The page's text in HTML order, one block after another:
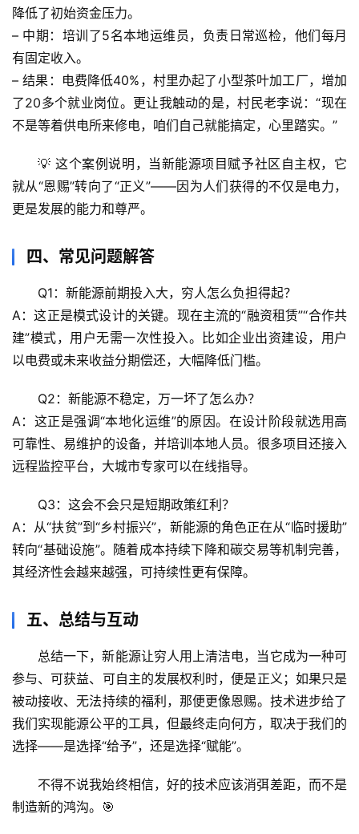
宇
宙
天
文
科
学
技
心
理
辟
谣
降低了初始资金压力。
– 中期 ：培训了5名本地运维员，负责日常巡检，他们每月
有固定收入。
– 结果 ：电费降低40%，村里办起了小型茶叶加工厂，增加
了20多个就业岗位。更让我触动的是，村民老李说：“现在
不是等着供电所来修电，咱们自己就能搞定，心里踏实。”
💡 这个案例说明， 当新能源项目赋予社区自主权，它
就从“恩赐”转向了“正义”——因为人们获得的不仅是电力，
更是发展的能力和尊严。
四、常见问题解答
Q1：新能源前期投入大，穷人怎么负担得起？
A：这正是模式设计的关键。现在主流的“融资租赁”“合作共
建”模式，用户无需一次性投入。比如企业出资建设，用户
以电费或未来收益分期偿还，大幅降低门槛。
Q2：新能源不稳定，万一坏了怎么办？
A：这正是强调“本地化运维”的原因。在设计阶段就选用高
可靠性、易维护的设备，并培训本地人员。很多项目还接入
远程监控平台，大城市专家可以在线指导。
Q3：这会不会只是短期政策红利？
A：从“扶贫”到“乡村振兴”，新能源的角色正在从“临时援助”
转向“基础设施”。随着成本持续下降和碳交易等机制完善，
其经济性会越来越强，可持续性更有保障。
五、总结与互动
总结一下，新能源让穷人用上清洁电， 当它成为一种可
参与、可获益、可自主的发展权利时，便是正义；如果只是
被动接收、无法持续的福利，那便更像恩赐。技术进步给了
我们实现能源公平的工具，但最终走向何方，取决于我们的
选择——是选择“给予”，还是选择“赋能”。
不得不说我始终相信，好的技术应该消弭差距，而不是
制造新的鸿沟。🎯